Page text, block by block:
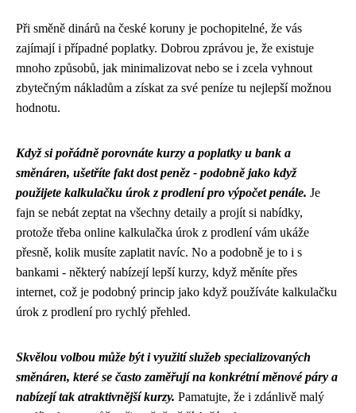
Při směně dinárů na české koruny je pochopitelné, že vás
zajímají i případné poplatky. Dobrou zprávou je, že existuje
mnoho způsobů, jak minimalizovat nebo se i zcela vyhnout
zbytečným nákladům a získat za své peníze tu nejlepší možnou
hodnotu.
Když si pořádně porovnáte kurzy a poplatky u bank a
směnáren, ušetříte fakt dost peněz - podobně jako když
použijete kalkulačku úrok z prodlenípro výpočet penále. Je
fajn se nebát zeptat na všechny detaily a projít si nabídky,
protože třeba online kalkulačka úrok z prodlení vám ukáže
přesně, kolik musíte zaplatit navíc. No a podobně je to i s
bankami - některý nabízejí lepší kurzy, když měníte přes
internet, což je podobný princip jako když používáte kalkulačku
úrok z prodlení pro rychlý přehled.
Skvělou volbou může být i využití služeb specializovaných
směnáren, které se často zaměřují na konkrétní měnové páry a
nabízejí tak atraktivnější kurzy. Pamatujte, že i zdánlivě malý